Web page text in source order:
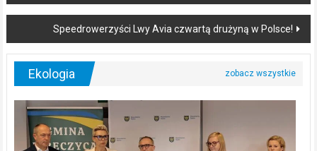
navigation
Speedrowerzyści Lwy Avia czwartą drużyną w Polsce!
Ekologia